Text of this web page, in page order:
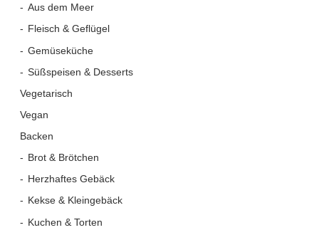
Aus dem Meer
Fleisch & Geflügel
Gemüseküche
Süßspeisen & Desserts
Vegetarisch
Vegan
Backen
Brot & Brötchen
Herzhaftes Gebäck
Kekse & Kleingebäck
Kuchen & Torten